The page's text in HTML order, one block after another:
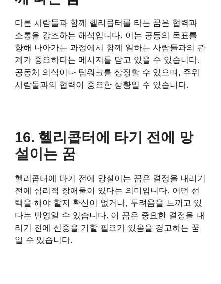
다른 사람들과 함께 헬리콥터를 타는 꿈은 협력과
소통을 강조하는 해석입니다. 이는 공동의 목표를
향해 나아가는 과정에서 함께 일하는 사람들과의 관
계가 중요하다는 메시지를 담고 있을 수 있습니다.
공동체 의식이나 팀워크를 상징할 수 있으며, 주위
사람들과의 협력이 중요한 상황일 수 있습니다.
16. 헬리콥터에 타기 전에 망
설이는 꿈
헬리콥터에 타기 전에 망설이는 꿈은 결정을 내리기
전에 심리적 장애물이 있다는 의미입니다. 어떤 선
택을 해야 할지 확신이 없거나, 두려움을 느끼고 있
다는 반영일 수 있습니다. 이 꿈은 중요한 결정을 내
리기 전에 신중을 기할 필요가 있음을 경고하는 꿈
일 수 있습니다.